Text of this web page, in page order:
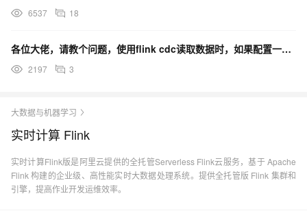
6537 18
各位大佬，请教个问题，使用flink cdc读取数据时，如果配置一个表，数据过滤是发生在server
2197 3
大数据与机器学习
实时计算 Flink
实时计算Flink版是阿里云提供的全托管Serverless Flink云服务，基于 Apache
Flink 构建的企业级、高性能实时大数据处理系统。提供全托管版 Flink 集群和
引擎，提高作业开发运维效率。